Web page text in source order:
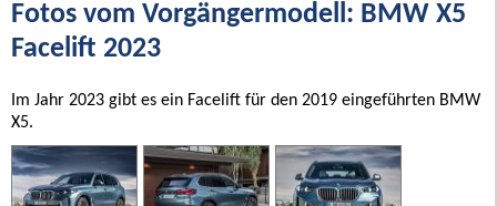
Fotos vom Vorgängermodell: BMW X5
Facelift 2023
Im Jahr 2023 gibt es ein Facelift für den 2019 eingeführten BMW
X5.